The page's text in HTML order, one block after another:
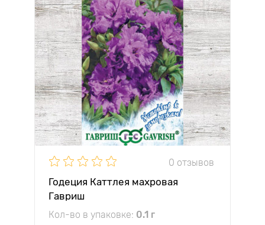
0 отзывов
Годеция Каттлея махровая
Гавриш
Кол-во в упаковке: 0.1 г